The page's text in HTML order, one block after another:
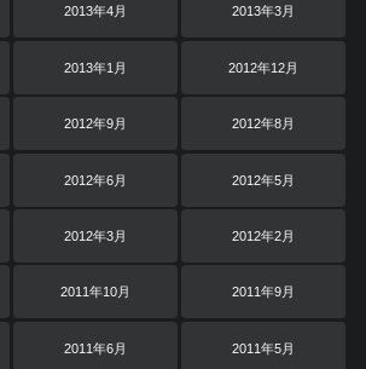
2013年4月 2013年3月
2013年1月 2012年12月
2012年9月 2012年8月
2012年6月 2012年5月
2012年3月 2012年2月
2011年10月 2011年9月
2011年6月 2011年5月